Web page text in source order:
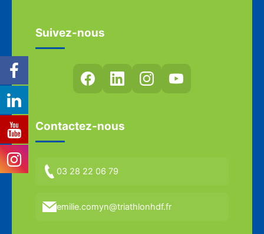
Suivez-nous
Contactez-nous
03 28 22 06 79
emilie.comyn@triathlonhdf.fr